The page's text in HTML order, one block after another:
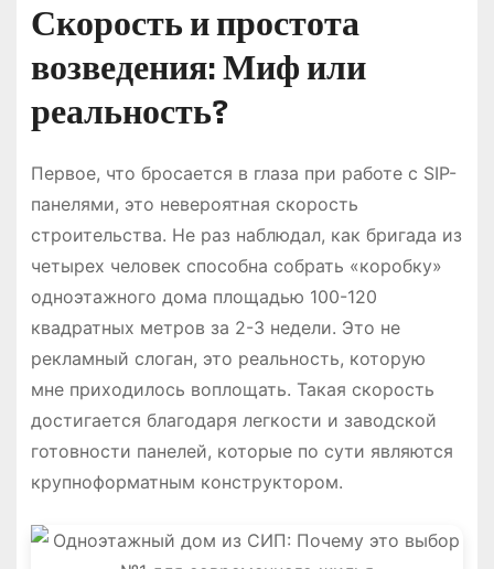
Скорость и простота
возведения: Миф или
реальность?
Первое, что бросается в глаза при работе с SIP-
панелями, это невероятная скорость
строительства. Не раз наблюдал, как бригада из
четырех человек способна собрать «коробку»
одноэтажного дома площадью 100-120
квадратных метров за 2-3 недели. Это не
рекламный слоган, это реальность, которую
мне приходилось воплощать. Такая скорость
достигается благодаря легкости и заводской
готовности панелей, которые по сути являются
крупноформатным конструктором.